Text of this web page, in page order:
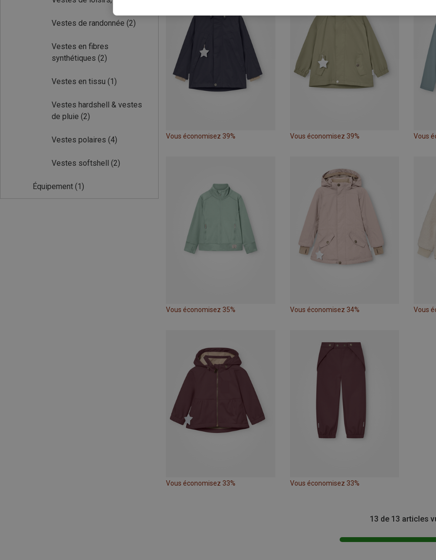
Vestes de randonnée (2)
Vestes en fibres
synthétiques (2)
Vestes en tissu (1)
Vestes hardshell & vestes
de pluie (2)
Vestes polaires (4)
Vestes softshell (2)
Équipement (1)
Vous économisez 39% Vous économisez 39% Vous
Vous économisez 35% Vous économisez 34% Vous
Vous économisez 33% Vous économisez 33%
13 de 13 articles